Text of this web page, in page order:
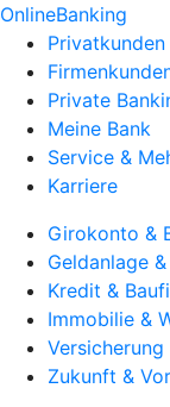
OnlineBanking
Privatkunden
Private
Meine Bank
Service &
Karriere
Girokonto &
Geldanlage
Kredit &
Immobilie &
Zukunft &